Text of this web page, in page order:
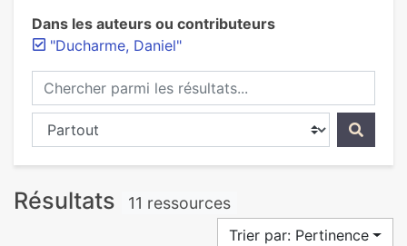
Dans les auteurs ou contributeurs
"Ducharme, Daniel"
Chercher parmi les résultats...
Chercher dans...
Résultats 11 ressources
Trier par: Pertinence